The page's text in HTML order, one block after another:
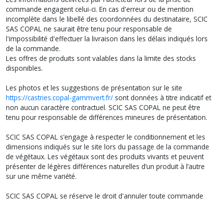
commande engagent celui-ci. En cas d'erreur ou de mention
incomplète dans le libellé des coordonnées du destinataire, SCIC
SAS COPAL ne saurait être tenu pour responsable de
l'impossibilité d'effectuer la livraison dans les délais indiqués lors
de la commande.
Les offres de produits sont valables dans la limite des stocks
disponibles.
Les photos et les suggestions de présentation sur le site
https://castries.copal-gammvert.fr/ sont données à titre indicatif et
non aucun caractère contractuel. SCIC SAS COPAL ne peut être
tenu pour responsable de différences mineures de présentation.
SCIC SAS COPAL s’engage à respecter le conditionnement et les
dimensions indiqués sur le site lors du passage de la commande
de végétaux. Les végétaux sont des produits vivants et peuvent
présenter de légères différences naturelles d’un produit à l’autre
sur une même variété.
SCIC SAS COPAL se réserve le droit d'annuler toute commande